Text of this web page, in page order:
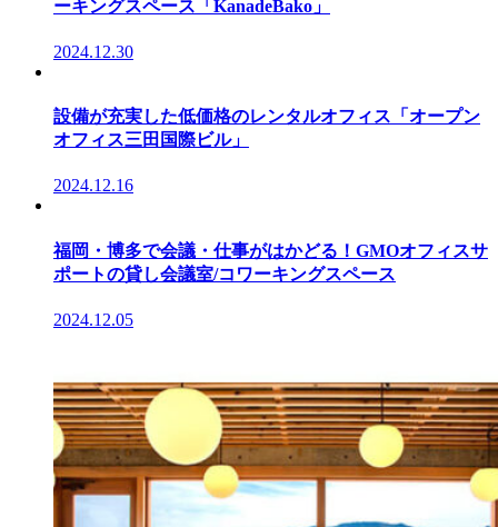
ーキングスペース「KanadeBako」
2024.12.30
設備が充実した低価格のレンタルオフィス「オープン
オフィス三田国際ビル」
2024.12.16
福岡・博多で会議・仕事がはかどる！GMOオフィスサ
ポートの貸し会議室/コワーキングスペース
2024.12.05